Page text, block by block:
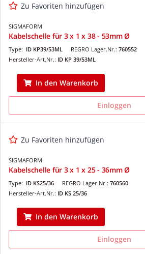
Zu Favoriten hinzufügen
SIGMAFORM
Kabelschelle für 3 x 1 x 38 - 53mm Ø
REGRO Lager.Nr.: 760552
Type: ID KP39/53ML
Hersteller-Art.Nr.: ID KP 39/53ML
In den Warenkorb
Einloggen
Zu Favoriten hinzufügen
SIGMAFORM
Kabelschelle für 3 x 1 x 25 - 36mm Ø
REGRO Lager.Nr.: 760560
Type: ID KS25/36
Hersteller-Art.Nr.: ID KS 25/36
In den Warenkorb
Einloggen